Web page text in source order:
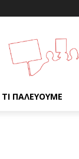
ΤΙ ΠΑΛΕΎΟΥΜΕ